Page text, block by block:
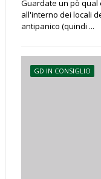
Guardate un pò qual
all'interno dei locali
antipanico (quindi ...
GD IN CONSIGLIO